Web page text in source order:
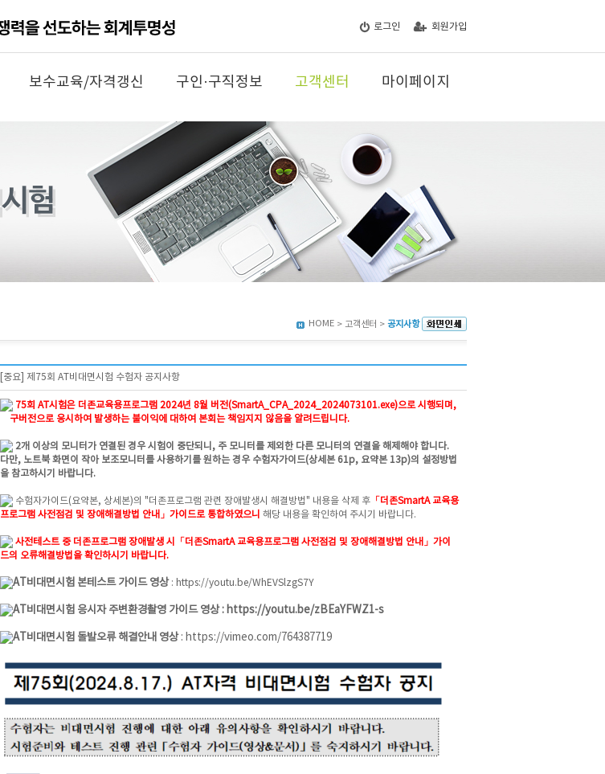
로그인 회원가입
보수교육/자격갱신 구인·구직정보 고객센터 마이페이지
HOME > 고객센터 > 공지사항
[중요] 제75회 AT비대면시험 수험자 공지사항
75회 AT시험은 더존교육용프로그램 2024년 8월 버전(SmartA_CPA_2024_2024073101.exe)으로 시행되며,
구버전으로 응시하여 발생하는 불이익에 대하여 본회는 책임지지 않음을 알려드립니다.
2개 이상의 모니터가 연결된 경우 시험이 중단되니, 주 모니터를 제외한 다른 모니터의 연결을 해제해야 합니다.
다만, 노트북 화면이 작아 보조모니터를 사용하기를 원하는 경우 수험자가이드(상세본 61p, 요약본 13p)의 설정방법
을 참고하시기 바랍니다.
수험자가이드(요약본, 상세본)의 "더존프로그램 관련 장애발생시 해결방법" 내용을 삭제 후 「더존SmartA 교육용
프로그램 사전점검 및 장애해결방법 안내」가이드로 통합하였으니 해당 내용을 확인하여 주시기 바랍니다.
사전테스트 중 더존프로그램 장애발생 시
「더존SmartA 교육용프로그램 사전점검 및 장애해결방법 안내」가이
드의 오류해결방법을 확인하시기 바랍니다.
AT비대면시험 본테스트 가이드 영상 : https://youtu.be/WhEVSlzgS7Y
AT비대면시험 응시자 주변환경촬영 가이드 영상 : https://youtu.be/zBEaYFWZ1-s
AT비대면시험 돌발오류 해결안내 영상: https://vimeo.com/764387719